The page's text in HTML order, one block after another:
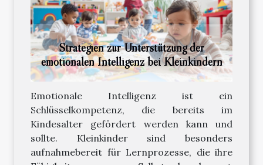
Strategien zur Unterstützung der
emotionalen Intelligenz bei Kleinkindern
Emotionale Intelligenz ist ein
Schlüsselkompetenz, die bereits im
Kindesalter gefördert werden kann und
sollte. Kleinkinder sind besonders
aufnahmebereit für Lernprozesse, die ihre